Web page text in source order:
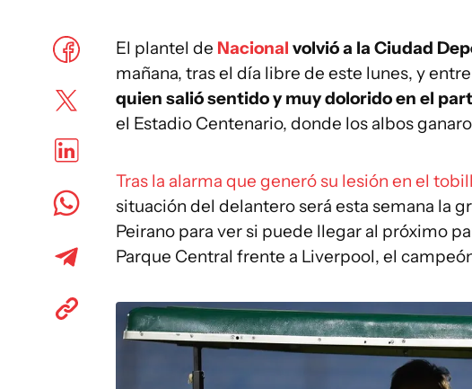
El plantel de Nacional volvió a la Ciudad
mañana, tras el día libre de este lunes, y
quien salió sentido y muy dolorido en el
el Estadio Centenario, donde los albos
Tras la alarma que generó su lesión en el
situación del delantero será esta semana la
Peirano para ver si puede llegar al próximo
Parque Central frente a Liverpool, el